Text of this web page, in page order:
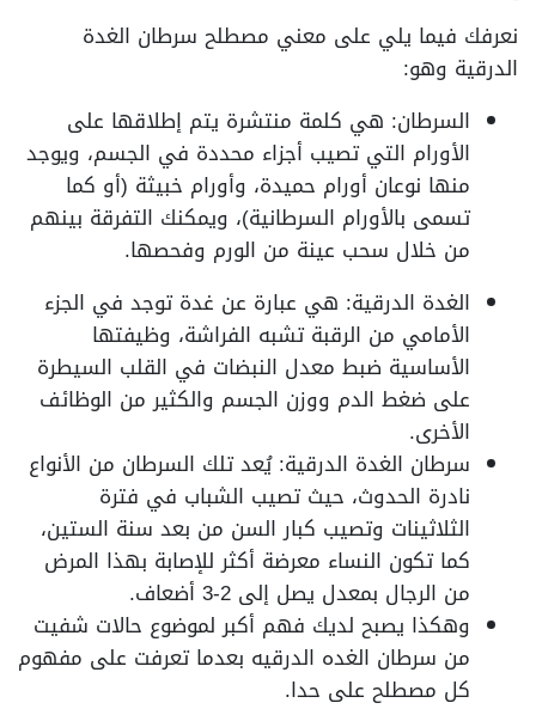
نعرفك فيما يلي على معني مصطلح سرطان الغدة
الدرقية وهو:
السرطان: هي كلمة منتشرة يتم إطلاقها على
الأورام التي تصيب أجزاء محددة في الجسم، ويوجد
منها نوعان أورام حميدة، وأورام خبيثة (أو كما
تسمى بالأورام السرطانية)، ويمكنك التفرقة بينهم
من خلال سحب عينة من الورم وفحصها.
الغدة الدرقية: هي عبارة عن غدة توجد في الجزء
الأمامي من الرقبة تشبه الفراشة، وظيفتها
الأساسية ضبط معدل النبضات في القلب السيطرة
على ضغط الدم ووزن الجسم والكثير من الوظائف
الأخرى.
سرطان الغدة الدرقية: يُعد تلك السرطان من الأنواع
نادرة الحدوث، حيث تصيب الشباب في فترة
الثلاثينات وتصيب كبار السن من بعد سنة الستين،
كما تكون النساء معرضة أكثر للإصابة بهذا المرض
من الرجال بمعدل يصل إلى 2-3 أضعاف.
وهكذا يصبح لديك فهم أكبر لموضوع حالات شفيت
من سرطان الغده الدرقيه بعدما تعرفت على مفهوم
كل مصطلح على حدا.